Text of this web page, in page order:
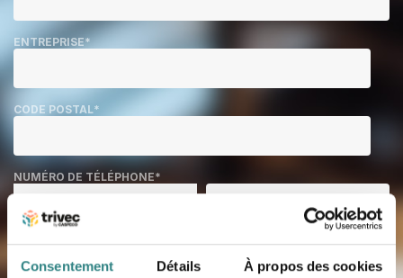
Consentement Détails À propos des cookies
ENTREPRISE*
CODE POSTAL*
NUMÉRO DE TÉLÉPHONE*
MESSAGE